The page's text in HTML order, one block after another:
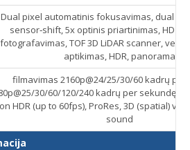
Dual pixel automatinis fokusavimas, dual
sensor‑shift, 5x optinis priartinimas, HD
fotografavimas, TOF 3D LiDAR scanner,
aptikimas, HDR, panorama
filmavimas 2160p@24/25/30/60 kadrų per
30/60/120/240 kadrų per sekundę,
HDR (up to 60fps), ProRes, 3D (spatial)
sound